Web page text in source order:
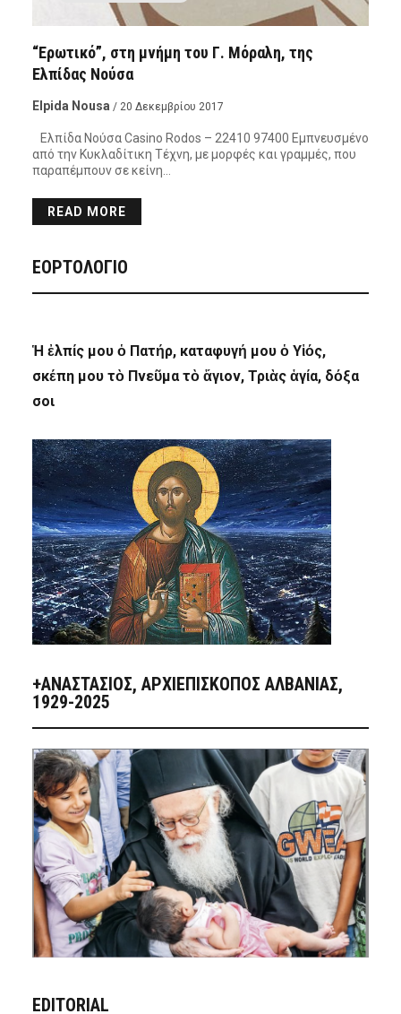
“Ερωτικό”, στη μνήμη του Γ. Μόραλη, της
Ελπίδας Νούσα
Elpida Nousa / 20 Δεκεμβρίου 2017
Ελπίδα Νούσα Casino Rodos – 22410 97400 Εμπνευσμένο
από την Κυκλαδίτικη Τέχνη, με μορφές και γραμμές, που
παραπέμπουν σε κείνη…
READ MORE
ΕΟΡΤΟΛΟΓΙΟ
Ἡ ἐλπίς μου ὁ Πατήρ, καταφυγή μου ὁ Υἱός,
σκέπη μου τὸ Πνεῦμα τὸ ἅγιον, Τριὰς ἁγία, δόξα
σοι
+ΑΝΑΣΤΆΣΙΟΣ, ΑΡΧΙΕΠΊΣΚΟΠΟΣ ΑΛΒΑΝΊΑΣ,
1929-2025
EDITORIAL